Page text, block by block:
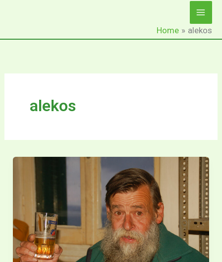
Home alekos
alekos